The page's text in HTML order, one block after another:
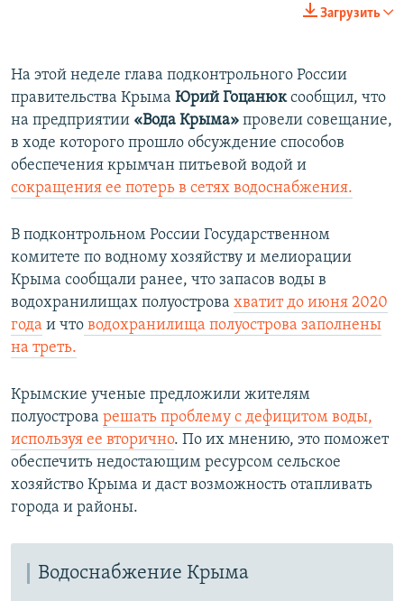
Загрузить
На этой неделе глава подконтрольного России
правительства Крыма Юрий Гоцанюксообщил, что
на предприятии «Вода Крыма» провели совещание,
в ходе которого прошло обсуждение способов
обеспечения крымчан питьевой водой и
сокращения ее потерь в сетях водоснабжения.
В подконтрольном России Государственном
комитете по водному хозяйству и мелиорации
Крыма сообщали ранее, что запасов воды в
водохранилищах полуострова хватит до июня 2020
года и что водохранилища полуострова заполнены
на треть.
Крымские ученые предложили жителям
полуострова решать проблему с дефицитом воды,
используя ее вторично. По их мнению, это поможет
обеспечить недостающим ресурсом сельское
хозяйство Крыма и даст возможность отапливать
города и районы.
Водоснабжение Крыма